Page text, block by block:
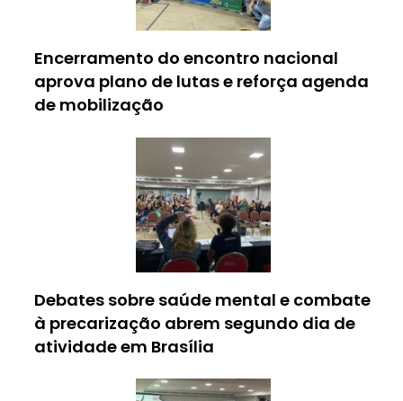
Encerramento do encontro nacional
aprova plano de lutas e reforça agenda
de mobilização
Debates sobre saúde mental e combate
à precarização abrem segundo dia de
atividade em Brasília